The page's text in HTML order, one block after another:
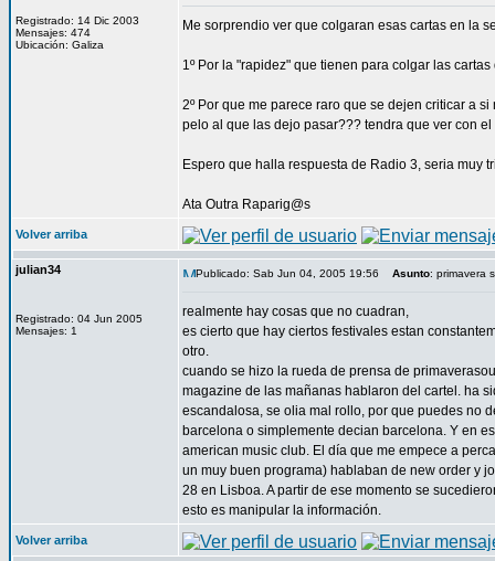
Registrado: 14 Dic 2003
Mensajes: 474
Ubicación: Galiza
Me sorprendio ver que colgaran esas cartas en la
1º Por la "rapidez" que tienen para colgar las
2º Por que me parece raro que se dejen criticar a
pelo al que las dejo pasar??? tendra que ver con
Espero que halla respuesta de Radio 3, seria muy
Ata Outra Raparig@s
Volver arriba
julian34
Registrado: 04 Jun 2005
Mensajes: 1
Publicado: Sab Jun 04, 2005 19:56 Asunto: primavera
realmente hay cosas que no cuadran,
es cierto que hay ciertos festivales estan
otro.
cuando se hizo la rueda de prensa de
magazine de las mañanas hablaron del cartel. ha
escandalosa, se olia mal rollo, por que puedes no
barcelona o simplemente decian barcelona. Y en
american music club. El día que me empece a
un muy buen programa) hablaban de new order y
28 en Lisboa. A partir de ese momento se
esto es manipular la información.
Volver arriba